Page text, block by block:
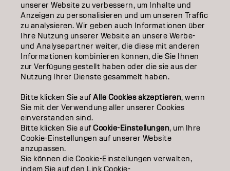
COLOR
CARE
TEXTURE
STYLING
INSPIRATION
EDUCATION
ÜBER
SALON FINDER
unserer Website zu verbessern, um Inhalte und
Anzeigen zu personalisieren und um unseren Traffic
zu analysieren. Wir geben auch Informationen über
Ihre Nutzung unserer Website an unsere Werbe-
und Analysepartner weiter, die diese mit anderen
Informationen kombinieren können, die Sie Ihnen
zur Verfügung gestellt haben oder die sie aus der
Nutzung Ihrer Dienste gesammelt haben.
Bitte klicken Sie aufAlle Cookies akzeptieren, wenn
Sie mit der Verwendung aller unserer Cookies
einverstanden sind.
Bitte klicken Sie aufCookie-Einstellungen, um Ihre
Cookie-Einstellungen auf unserer Website
anzupassen.
Sie können die Cookie-Einstellungen verwalten,
indem Sie auf den Link Cookie-